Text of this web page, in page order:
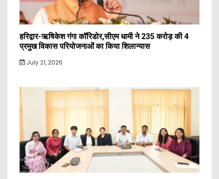
हरिद्वार-ऋषिकेश गंगा कॉरिडोर,सीएम धामी ने 235 करोड़ की 4
प्रमुख विकास परियोजनाओं का किया शिलान्यास
July 21, 2026